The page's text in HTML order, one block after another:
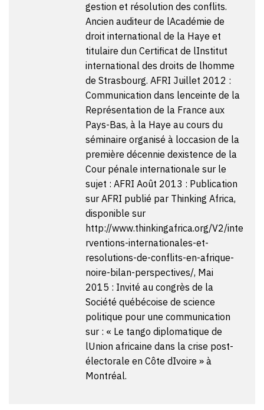
gestion et résolution des conflits.
Ancien auditeur de lAcadémie de
droit international de la Haye et
titulaire dun Certificat de lInstitut
international des droits de lhomme
de Strasbourg. AFRI Juillet 2012 :
Communication dans lenceinte de la
Représentation de la France aux
Pays-Bas, à la Haye au cours du
séminaire organisé à loccasion de la
première décennie dexistence de la
Cour pénale internationale sur le
sujet : AFRI Août 2013 : Publication
sur AFRI publié par Thinking Africa,
disponible sur
http://www.thinkingafrica.org/V2/inte
rventions-internationales-et-
resolutions-de-conflits-en-afrique-
noire-bilan-perspectives/, Mai
2015 : Invité au congrès de la
Société québécoise de science
politique pour une communication
sur : « Le tango diplomatique de
lUnion africaine dans la crise post-
électorale en Côte dIvoire » à
Montréal.